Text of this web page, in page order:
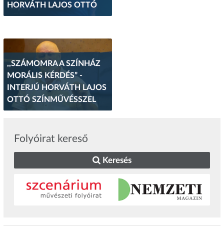
HORVÁTH LAJOS OTTÓ
,,SZÁMOMRA A SZÍNHÁZ
MORÁLIS KÉRDÉS” -
INTERJÚ HORVÁTH LAJOS
OTTÓ SZÍNMŰVÉSSZEL
Folyóirat kereső
Keresés